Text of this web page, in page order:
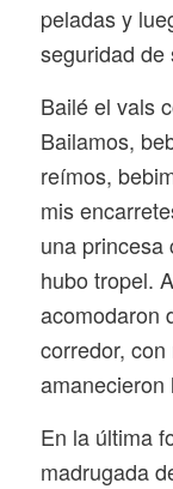
peladas y
seguridad de
Bailé el vals
Bailamos,
reímos,
mis
una princesa
hubo tropel.
acomodaron
corredor,
amanecieron
En la última
madrugada